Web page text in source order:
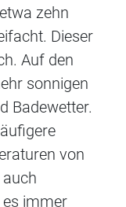
zehn
Dieser
Auf den
sonnigen
Badewetter.
von
es immer